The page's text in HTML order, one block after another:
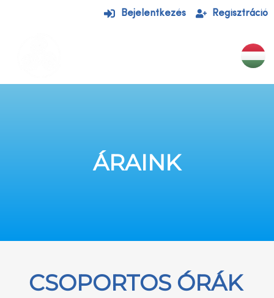
Bejelentkezés Regisztráció
ÁRAINK
CSOPORTOS ÓRÁK